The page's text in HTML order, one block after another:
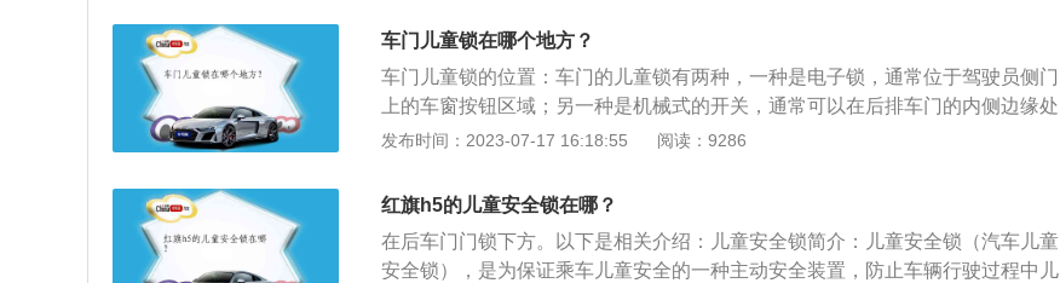
开，从而避免危险，这样只能等停车后由大人在车外开门。汽车儿童锁常见形式
有两种形式，一种是旋钮式，一种是拨动式。拨动式儿童锁使用简单，拨动按钮
即可。而旋钮式儿童安全锁需要使用钥匙插到相应的孔中才能转动旋钮开关进行
上锁及解锁操作。对比起来，拨动式儿童安全锁使用起来更加方便。宝马X3还有
一种被动儿童锁功能，即当车辆开始行驶时，车门会自动进行锁定为无法打开的
障，导致车门因为风压的问题被动打开。当主动儿童锁开启时，车主如要打开车
门，要么关闭儿童锁，从内部打开要么直接从外部打开。如果被动儿童锁开启，
那么车主只需要将车辆停稳，即可打开车辆的锁止机构。
车门儿童锁在哪个地方？
车门儿童锁的位置：车门的儿童锁有两种，一种是电子锁，通常位于驾驶员侧门
上的车窗按钮区域；另一种是机械式的开关，通常可以在后排车门的内侧边缘处
找到。车门儿童锁的作用是当后排坐上儿童后，可防止好动又不懂事的儿童在行
果汽车的后门没有办法从里面打开，是因为后排乘客在上下车的时候触动儿童锁
的保险机构，出现这种情况只需要把儿童锁复位即可。
发布时间：2023-07-17 16:18:55 阅读：9286
红旗h5的儿童安全锁在哪？
在后车门门锁下方。以下是相关介绍：儿童安全锁简介：儿童安全锁（汽车儿童
安全锁），是为保证乘车儿童安全的一种主动安全装置，防止车辆行驶过程中儿